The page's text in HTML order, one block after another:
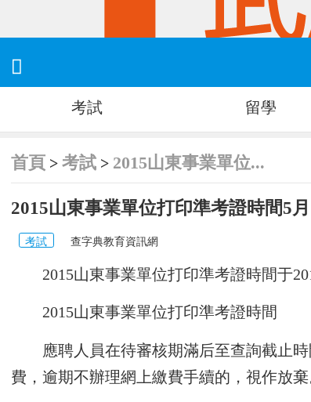

考試 留學
首頁 >考試 > 2015山東事業單位...
2015山東事業單位打印準考證時間5
考試 查字典教育資訊網
2015山東事業單位打印準考證時間于
2015山東事業單位打印準考證時間
應聘人員在待審核期滿后至查詢截止
費，逾期不辦理網上繳費手續的，視作放棄